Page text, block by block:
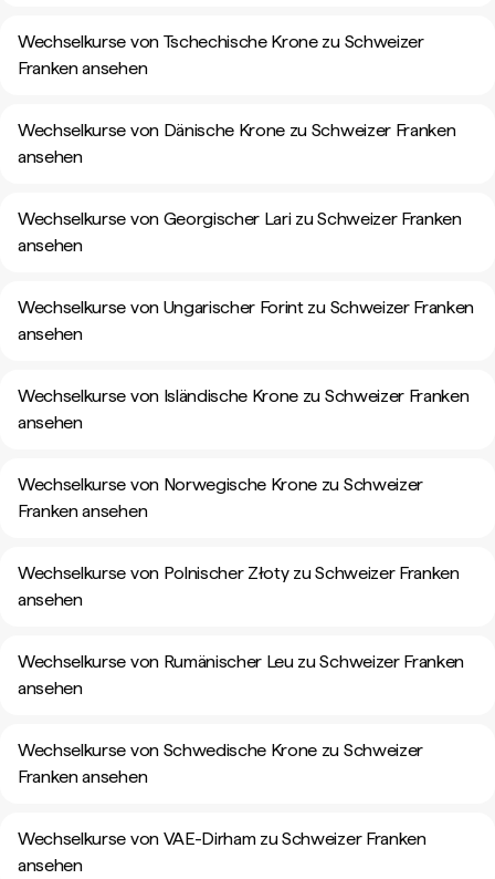
Wechselkurse von Tschechische Krone zu Schweizer
Franken ansehen
Wechselkurse von Dänische Krone zu Schweizer Franken
ansehen
Wechselkurse von Georgischer Lari zu Schweizer Franken
ansehen
Wechselkurse von Ungarischer Forint zu Schweizer Franken
ansehen
Wechselkurse von Isländische Krone zu Schweizer Franken
ansehen
Wechselkurse von Norwegische Krone zu Schweizer
Franken ansehen
Wechselkurse von Polnischer Złoty zu Schweizer Franken
ansehen
Wechselkurse von Rumänischer Leu zu Schweizer Franken
ansehen
Wechselkurse von Schwedische Krone zu Schweizer
Franken ansehen
Wechselkurse von VAE-Dirham zu Schweizer Franken
ansehen